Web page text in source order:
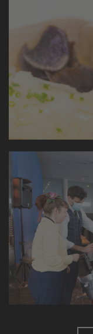
Cisco Live
Evento
Creamos un
exclusivos